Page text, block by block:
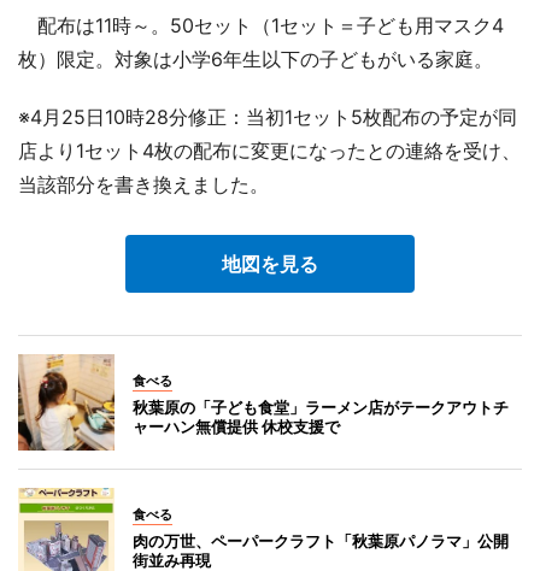
配布は11時～。50セット（1セット＝子ども用マスク4
枚）限定。対象は小学6年生以下の子どもがいる家庭。
※4月25日10時28分修正：当初1セット5枚配布の予定が同
店より1セット4枚の配布に変更になったとの連絡を受け、
当該部分を書き換えました。
地図を見る
食べる
秋葉原の「子ども食堂」ラーメン店がテークアウトチ
ャーハン無償提供 休校支援で
食べる
肉の万世、ペーパークラフト「秋葉原パノラマ」公開
街並み再現